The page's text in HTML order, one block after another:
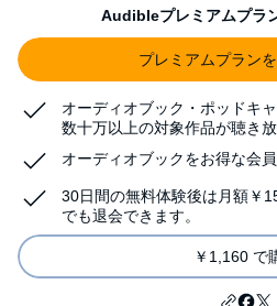
Audibleプレミアムプラ
プレミアムプラン
オーディオブック・ポッドキ
数十万以上の対象作品が聴き放
オーディオブックをお得な会
30日間の無料体験後は月額￥
でも退会できます。
￥1,160 で